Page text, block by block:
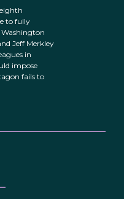
to fully
Washington
Jeff Merkley
in
impose
fails to